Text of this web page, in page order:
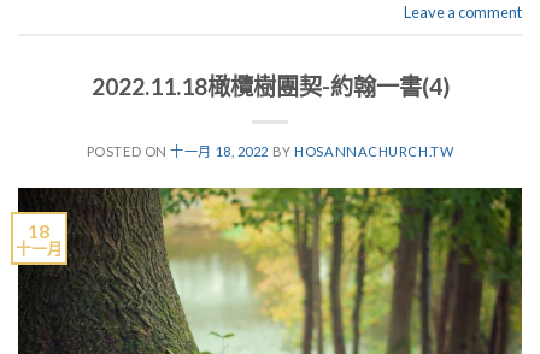
Leave a comment
2022.11.18橄欖樹團契-約翰一書(4)
POSTED ON十一月 18, 2022 BYHOSANNACHURCH.TW
18
十一月